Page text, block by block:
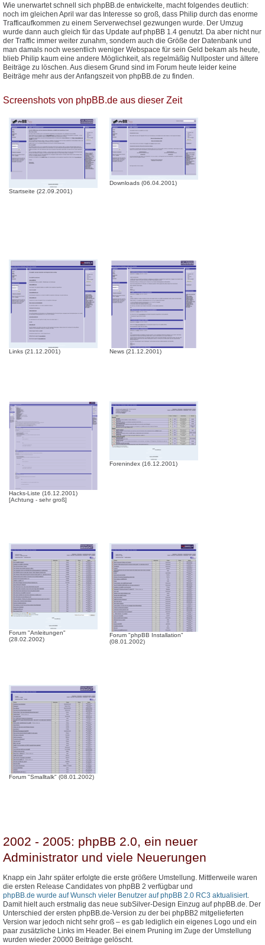
Wie unerwartet schnell sich phpBB.de entwickelte, macht folgendes deutlich:
noch im gleichen April war das Interesse so groß, dass Philip durch das enorme
Trafficaufkommen zu einem Serverwechsel gezwungen wurde. Der Umzug
wurde dann auch gleich für das Update auf phpBB 1.4 genutzt. Da aber nicht nur
der Traffic immer weiter zunahm, sondern auch die Größe der Datenbank und
man damals noch wesentlich weniger Webspace für sein Geld bekam als heute,
blieb Philip kaum eine andere Möglichkeit, als regelmäßig Nullposter und ältere
Beiträge zu löschen. Aus diesem Grund sind im Forum heute leider keine
Beiträge mehr aus der Anfangszeit von phpBB.de zu finden.
Screenshots von phpBB.de aus dieser Zeit
Startseite (22.09.2001)
Downloads (06.04.2001)
Links (21.12.2001) News (21.12.2001)
Hacks-Liste (16.12.2001)
[Achtung - sehr groß]
Forenindex (16.12.2001)
Forum "Anleitungen"
(28.02.2002)
Forum "phpBB Installation"
(08.01.2002)
Forum "Smalltalk" (08.01.2002)
2002 - 2005: phpBB 2.0, ein neuer
Administrator und viele Neuerungen
Knapp ein Jahr später erfolgte die erste größere Umstellung. Mittlerweile waren
die ersten Release Candidates von phpBB 2 verfügbar und
phpBB.de wurde auf Wunsch vieler Benutzer auf phpBB 2.0 RC3 aktualisiert.
Damit hielt auch erstmalig das neue subSilver-Design Einzug auf phpBB.de. Der
Unterschied der ersten phpBB.de-Version zu der bei phpBB2 mitgelieferten
Version war jedoch nicht sehr groß – es gab lediglich ein eigenes Logo und ein
paar zusätzliche Links im Header. Bei einem Pruning im Zuge der Umstellung
wurden wieder 20000 Beiträge gelöscht.